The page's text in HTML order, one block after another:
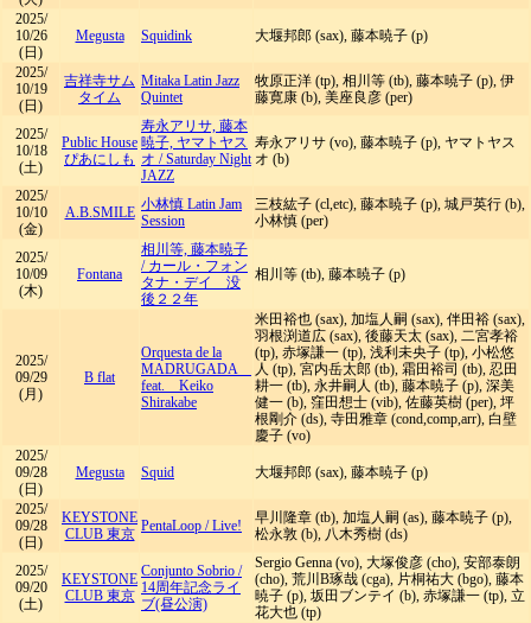
2025/
10/26
(日)
Megusta Squidink 大堰邦郎 (sax), 藤本暁子 (p)
2025/
10/19
(日)
吉祥寺サム
タイム
Mitaka Latin Jazz
Quintet
牧原正洋 (tp), 相川等 (tb), 藤本暁子 (p), 伊
藤寛康 (b), 美座良彦 (per)
2025/
10/18
(土)
Public House
ぴあにしも
寿永アリサ, 藤本
暁子, ヤマトヤス
オ /Saturday Night
JAZZ
寿永アリサ (vo), 藤本暁子 (p), ヤマトヤス
オ (b)
2025/
10/10
(金)
A.B.SMILE 小林慎 Latin Jam
Session
三枝紘子 (cl,etc), 藤本暁子 (p), 城戸英行 (b),
小林慎 (per)
2025/
10/09
(木)
Fontana
相川等, 藤本暁子
/ カール・フォン
タナ・デイ 没
後２２年
相川等 (tb), 藤本暁子 (p)
2025/
09/29
(月)
B flat
Orquesta de la
MADRUGADA
feat. Keiko
Shirakabe
米田裕也 (sax), 加塩人嗣 (sax), 伴田裕 (sax),
羽根渕道広 (sax), 後藤天太 (sax), 二宮孝裕
(tp), 赤塚謙一 (tp), 浅利未央子 (tp), 小松悠
人 (tp), 宮内岳太郎 (tb), 霜田裕司 (tb), 忍田
耕一 (tb), 永井嗣人 (tb), 藤本暁子 (p), 深美
健一 (b), 窪田想士 (vib), 佐藤英樹 (per), 坪
根剛介 (ds), 寺田雅章 (cond,comp,arr), 白壁
慶子 (vo)
2025/
09/28
(日)
Megusta Squid 大堰邦郎 (sax), 藤本暁子 (p)
2025/
09/28
(日)
KEYSTONE
CLUB 東京 PentaLoop /Live!
早川隆章 (tb), 加塩人嗣 (as), 藤本暁子 (p),
松永敦 (b), 八木秀樹 (ds)
2025/
09/20
(土)
KEYSTONE
CLUB 東京
Conjunto Sobrio /
14周年記念ライ
ブ(昼公演)
Sergio Genna (vo), 大塚俊彦 (cho), 安部泰朗
(cho), 荒川B琢哉 (cga), 片桐祐大 (bgo), 藤本
暁子 (p), 坂田ブンテイ (b), 赤塚謙一 (tp), 立
花大也 (tp)